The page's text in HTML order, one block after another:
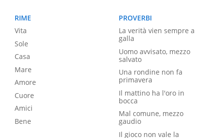
RIME
Vita
Sole
Casa
Mare
Amore
Cuore
Amici
Bene
PROVERBI
La verità vien sempre a
galla
Uomo avvisato, mezzo
salvato
Una rondine non fa
primavera
Il mattino ha l'oro in
bocca
Mal comune, mezzo
gaudio
Il gioco non vale la